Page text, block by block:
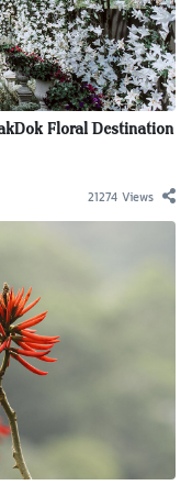
Floral Destination
21274 Views